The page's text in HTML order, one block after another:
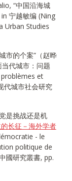
“中国沿海城
宁越敏编 (Ning
Urban Studies
市的个案”（赵晔
代城市：问题
et
代城市社会研究
是挑战还是机
长征－海外学者
- le
politique de
國研究叢書, pp.